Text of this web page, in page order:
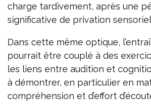
charge tardivement, après une
significative de privation
Dans cette même optique,
pourrait être couplé à des
les liens entre audition et
à démontrer, en particulier en
compréhension et d’effort